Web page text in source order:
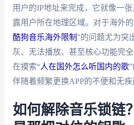
用户的IP地址来完成，它就像一
露用户所在地理区域。对于海外
酷狗音乐海外限制 ”的问题尤为突
灰、无法播放、甚至核心功能完
在摸索“人在国外怎么听国内的歌
伴随着频繁更换APP的不便和无疾
如何解除音乐锁链